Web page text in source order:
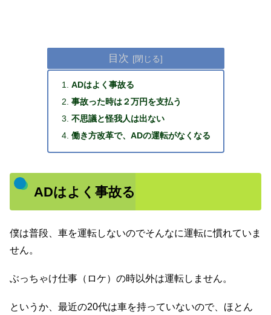
目次
ADはよく事故る
事故った時は２万円を支払う
不思議と怪我人は出ない
働き方改革で、ADの運転がなくなる
ADはよく事故る
僕は普段、車を運転しないのでそんなに運転に慣れていま
せん。
ぶっちゃけ仕事（ロケ）の時以外は運転しません。
というか、最近の20代は車を持っていないので、ほとん